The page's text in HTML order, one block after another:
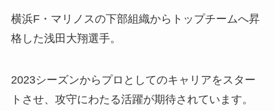
横浜F・マリノスの下部組織からトップチームへ昇
格した浅田大翔選手。
2023シーズンからプロとしてのキャリアをスター
トさせ、攻守にわたる活躍が期待されています。